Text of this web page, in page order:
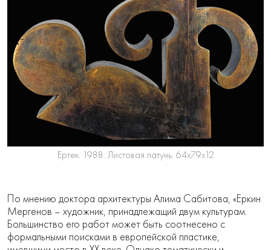
Ертек. 1988. Листовая латунь. 64х79х12
По мнению доктора архитектуры Алима Сабитова, «Еркин
Мергенов – художник, принадлежащий двум культурам.
Большинство его работ может быть соотнесено с
формальными поисками в европейской пластике,